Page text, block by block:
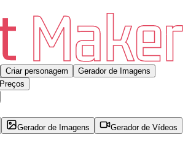
Criar personagem
Gerador de Imagens
Preços
Gerador de Imagens
Gerador de Vídeos